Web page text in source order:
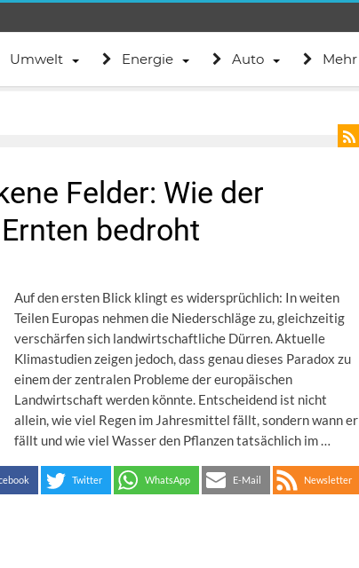
Umwelt Energie Auto Mehr
Felder: Wie der
bedroht
Auf den ersten Blick klingt es widersprüchlich: In weiten
Teilen Europas nehmen die Niederschläge zu, gleichzeitig
verschärfen sich landwirtschaftliche Dürren. Aktuelle
Klimastudien zeigen jedoch, dass genau dieses Paradox zu
einem der zentralen Probleme der europäischen
Landwirtschaft werden könnte. Entscheidend ist nicht
allein, wie viel Regen im Jahresmittel fällt, sondern wann er
fällt und wie viel Wasser den Pflanzen tatsächlich im …
Twitter WhatsApp E-Mail Newsletter